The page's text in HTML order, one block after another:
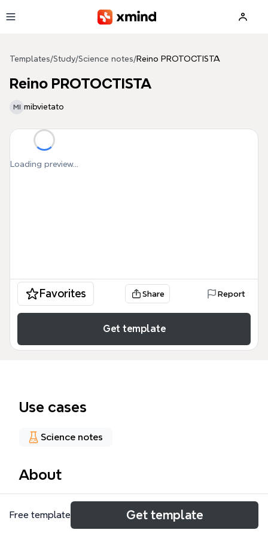
Templates/Study/Science notes/Reino PROTOCTISTA
Reino PROTOCTISTA
MI mibvietato
Loading preview...
Favorites Share Report
Get template
Use cases
Science notes
About
El reino Protoctista agrupa organismos eucariotas
unicelulares y pluricelulares simples que no encajan
en los reinos animal, vegetal ni hongo. Este mapa
Free template Get template